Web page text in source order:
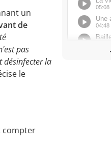
un
de
pas
désinfecter la
le
compter